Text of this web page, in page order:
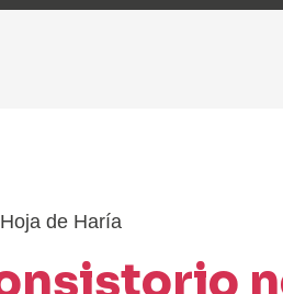
Hoja de Haría